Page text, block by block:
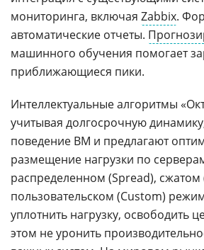
мониторинга, включая Zabbix.
автоматические отчеты.
машинного обучения помогает
приближающиеся пики.
Интеллектуальные алгоритмы
учитывая долгосрочную
поведение ВМ и предлагают
размещение нагрузки по
распределенном (Spread), сжатом
пользовательском (Custom)
уплотнить нагрузку, освободить
этом не уронить